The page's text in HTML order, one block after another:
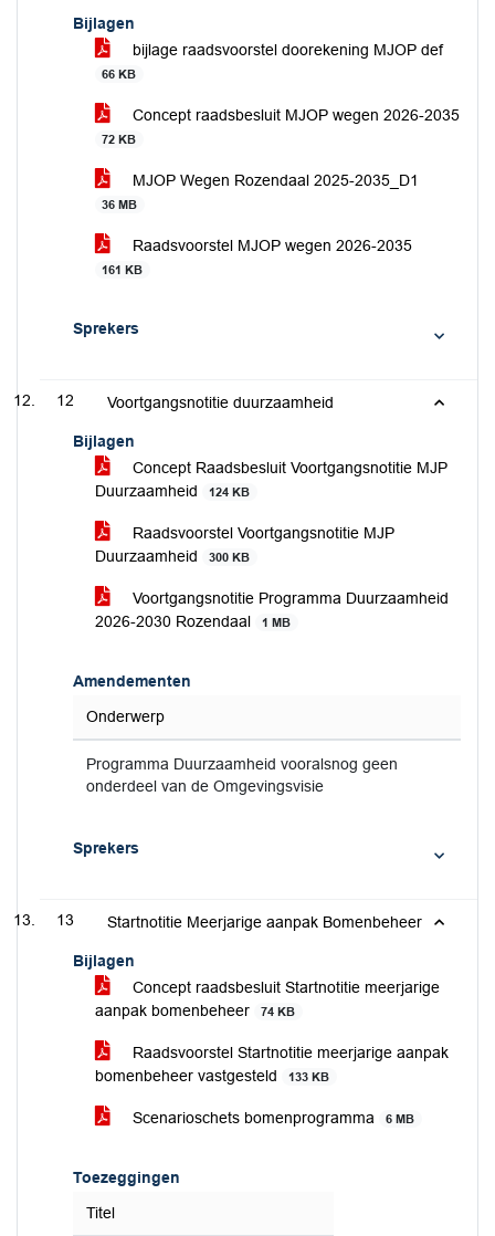
Bijlagen
bijlage raadsvoorstel doorekening MJOP def
66 KB
Concept raadsbesluit MJOP wegen 2026-2035
72 KB
MJOP Wegen Rozendaal 2025-2035_D1
36 MB
Raadsvoorstel MJOP wegen 2026-2035
161 KB
Sprekers
12 Voortgangsnotitie duurzaamheid
Bijlagen
Concept Raadsbesluit Voortgangsnotitie MJP
Duurzaamheid
124 KB
Raadsvoorstel Voortgangsnotitie MJP
Duurzaamheid
300 KB
Voortgangsnotitie Programma Duurzaamheid
2026-2030 Rozendaal
1 MB
Amendementen
Onderwerp
Programma Duurzaamheid vooralsnog geen
onderdeel van de Omgevingsvisie
Sprekers
13 Startnotitie Meerjarige aanpak Bomenbeheer
Bijlagen
Concept raadsbesluit Startnotitie meerjarige
aanpak bomenbeheer
74 KB
Raadsvoorstel Startnotitie meerjarige aanpak
bomenbeheer vastgesteld
133 KB
Scenarioschets bomenprogramma 6 MB
Toezeggingen
Titel